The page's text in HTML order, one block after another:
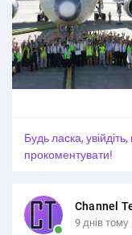
#interesting_news
@world_news
Будь ласка,
прокоментувати!
Channel
9 днів тому